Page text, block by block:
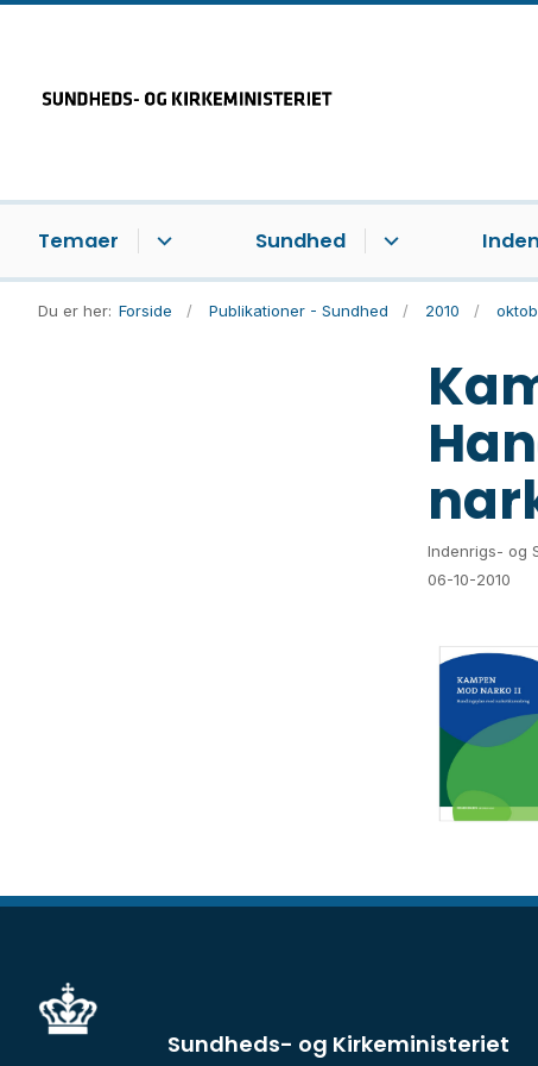
Temaer Sundhed
Du er her: Forside Publikationer - Sundhed 2010
Indenrigs- og
06-10-2010
Sundheds- og Kirkeministeriet